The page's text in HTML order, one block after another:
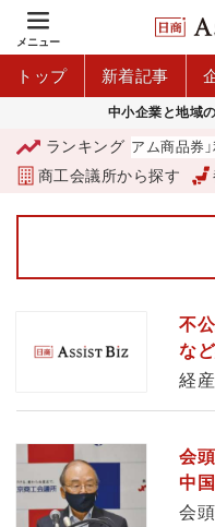
メニュー
トップ 新着記事
中小企業と地域
ランキング
「青森市プレミアム商品券」
商工会議所から探す
不
な
経
会
中
会